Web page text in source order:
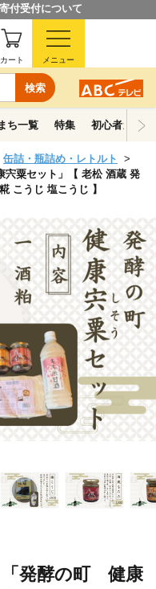
付受付について
検索
カート メニュー
ち一覧 特集 初心者ガイド
缶詰・瓶詰め・レトルト
粟セット」【 老松 酒蔵 発
こうじ 塩こうじ 】
発酵の町 健康